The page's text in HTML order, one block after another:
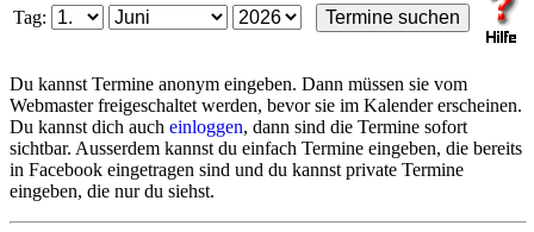
Tag:
Du kannst Termine anonym eingeben. Dann müssen sie vom
Webmaster freigeschaltet werden, bevor sie im Kalender erscheinen.
Du kannst dich auch einloggen, dann sind die Termine sofort
sichtbar. Ausserdem kannst du einfach Termine eingeben, die bereits
in Facebook eingetragen sind und du kannst private Termine
eingeben, die nur du siehst.